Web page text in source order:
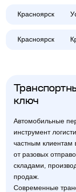
Красноярск
Красноярск
ключ
Автомобильные
инструмент
частным клиентам
от разовых
складами,
продаж.
Современные